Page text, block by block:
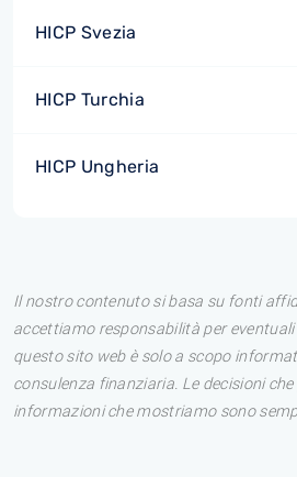
HICP Svezia
HICP Turchia
HICP Ungheria
Il nostro contenuto si basa su fonti
accettiamo responsabilità per
questo sito web è solo a scopo
consulenza finanziaria. Le decisioni
informazioni che mostriamo sono